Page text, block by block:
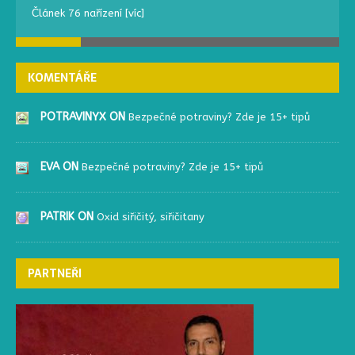
Článek 76 nařízení [víc]
KOMENTÁŘE
POTRAVINYX ON Bezpečné potraviny? Zde je 15+ tipů
EVA ON Bezpečné potraviny? Zde je 15+ tipů
PATRIK ON Oxid siřičitý, siřičitany
PARTNEŘI